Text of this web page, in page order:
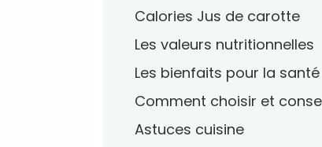
Calories Jus de carotte
Les valeurs nutritionnelles
Les bienfaits pour la santé
Comment choisir et
Astuces cuisine